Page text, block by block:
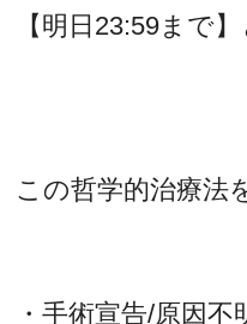
【明日23:59まで
この哲学的治療法
・手術宣告/原因